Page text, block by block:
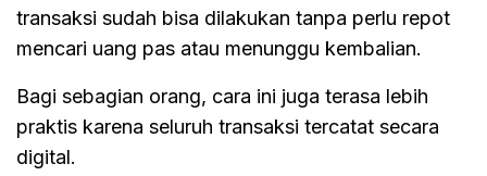
transaksi sudah bisa dilakukan tanpa perlu repot
mencari uang pas atau menunggu kembalian.
Bagi sebagian orang, cara ini juga terasa lebih
praktis karena seluruh transaksi tercatat secara
digital.